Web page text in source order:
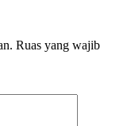
Ruas yang wajib